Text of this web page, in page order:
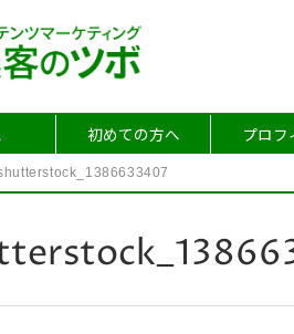
初めての方へ プロフ